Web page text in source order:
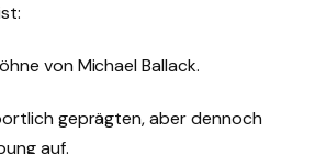
von Michael Ballack.
geprägten, aber dennoch
auf.